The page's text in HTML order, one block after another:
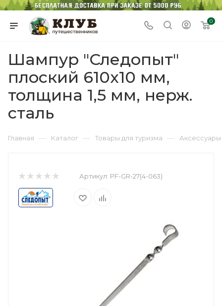
0
Шампур "Следопыт"
плоский 610х10 мм,
толщина 1,5 мм, нерж.
сталь
Главная — Каталог — Товары для туризма — Аксессуары
Артикул: PF-GR-27(4-063)